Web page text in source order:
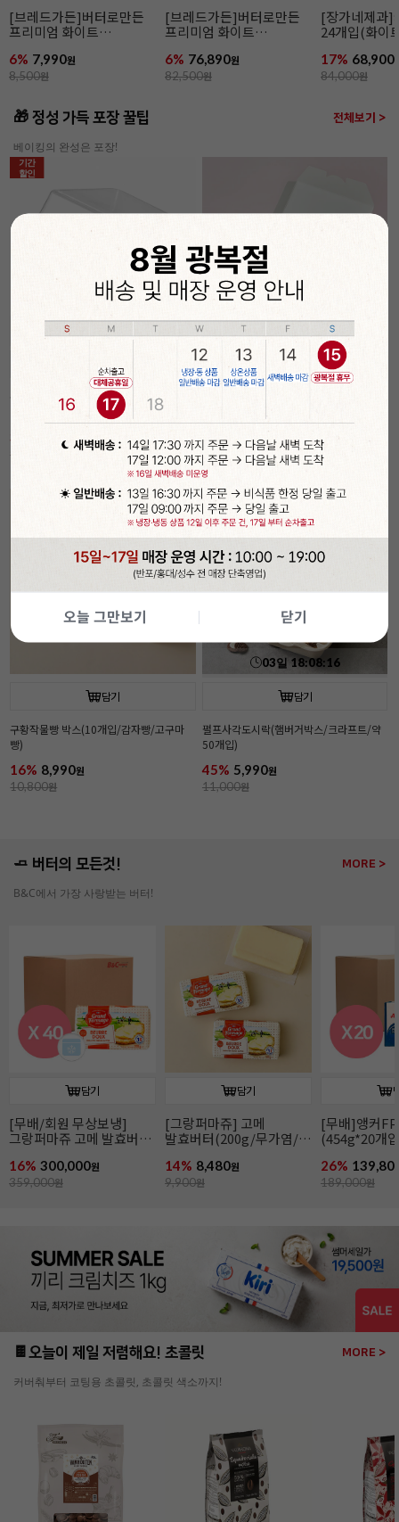
오늘 그만보기 닫기
[장가네제과]케이크시트
24개입(화이트/미니)
17% 68,900
84,000원
[장가네제과]케이크시트
(화이트/미니)
17% 2,900원
3,500원
[장가네제과]
24개입(초코/
12% 77,900
88,800원
🎁 정성 가득 포장 꿀팁 전체보기 >
베이킹의 완성은 포장!
기간
할인
03 18:
담기
속이 잘 보이는 투명 햄버거 상자(50개입/
30% 6,990원
9,990
담기
21% 5,490원
6,990
원
담기
구황작물빵 박스(10개입/감자빵/고구마
빵)
16% 8,990원
10,800원
기간
할인
03일 18:08:15
담기
펄프사각도시락(햄버거박스/크라프트/약
50개입)
45% 5,990원
11,000원
🧈 버터의 모든것! MORE >
B&C에서 가장 사랑받는 버터!
담기
[무배]앵커FP 락틱버터
(454g*20개입/발효버터)
26% 139,800원
189,000원
담기
앵커FP락틱버터(454g/
발효버터)
21% 6,990원
8,900원
[엘르앤비르]
(500g*8개입)
26% 95,920
130,000원
🍫오늘이 제일 저렴해요! 초콜릿 MORE >
커버춰부터 코팅용 초콜릿, 초콜릿 색소까지!